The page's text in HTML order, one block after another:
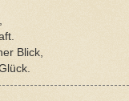
Blick,